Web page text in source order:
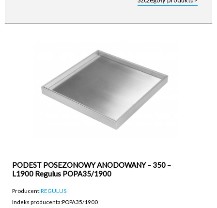
PODEST POSEZONOWY ANODOWANY – 350 –
L1900 Regulus POPA35/1900
Producent:REGULUS
Indeks producenta:POPA35/1900